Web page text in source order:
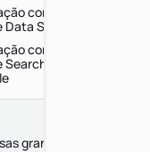
com
Data Studio
com
Search
grandes,